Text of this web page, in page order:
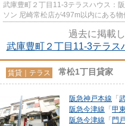
武庫豊町２丁目11-3テラスハウス：
ソン 尼崎常松店が497m以内にある
過去に掲載
武庫豊町２丁目11-3テラス
賃貸｜テラス 常松1丁目貸家
阪急神戸本線 「
阪急今津線 「 甲
阪急今津線 「 門